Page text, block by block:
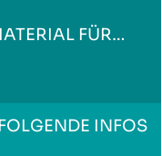
FÜR…
FOLGENDE INFOS